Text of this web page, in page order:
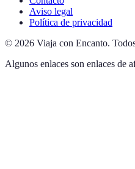
Aviso legal
Política de privacidad
© 2026 Viaja con Encanto.
Algunos enlaces son enlaces de